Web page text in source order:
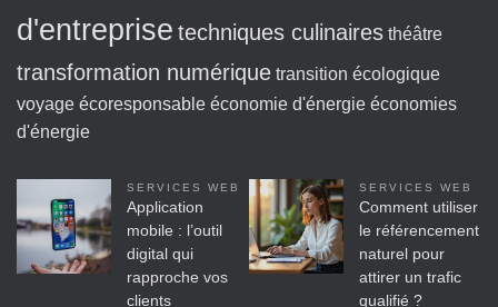
d'entreprise techniques culinaires théâtre
transformation numérique transition écologique
voyage écoresponsable économie d'énergie économies
d'énergie
SERVICES WEB
Application
mobile : l’outil
digital qui
rapproche vos
clients
SERVICES WEB
Comment utiliser
le référencement
naturel pour
attirer un trafic
qualifié ?